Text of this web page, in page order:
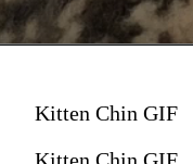
Kitten Chin GIF